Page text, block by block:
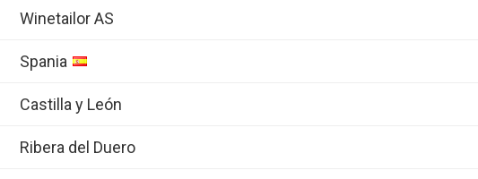
Winetailor AS
Spania
Castilla y León
Ribera del Duero